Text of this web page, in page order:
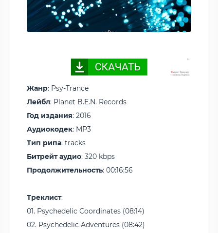
Жанр: Psy-Trance
Лейбл: Planet B.E.N. Records
Год издания: 2016
Аудиокодек: MP3
Тип рипа: tracks
Битрейт аудио: 320 kbps
Продолжительность: 00:16:56
Треклист:
01. Psychedelic Coordinates (08:14)
02. Psychedelic Adventures (08:42)